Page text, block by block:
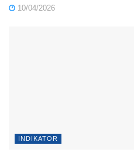
10/04/2026
INDIKATOR